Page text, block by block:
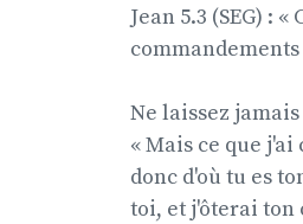
Jean 5.3 (SEG) :
Ne laissez
« Mais ce que
donc d'où tu es
toi, et j'ôterai ton